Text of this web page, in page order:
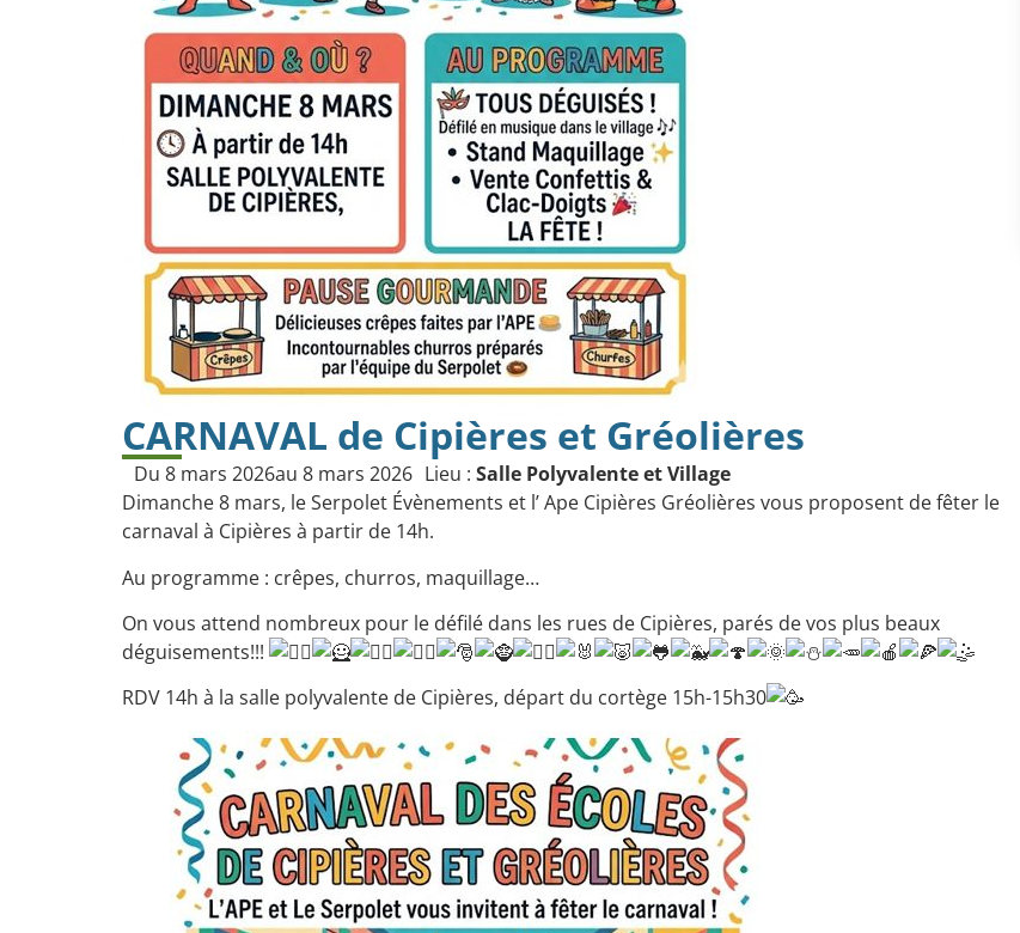
CARNAVAL de Cipières et Gréolières
Du 8 mars 2026au 8 mars 2026 Lieu : Salle Polyvalente et Village
Dimanche 8 mars, leSerpolet Évènements et l’Ape Cipières Gréolières vous proposent de fêter le
carnaval à Cipières à partir de 14h.
Au programme : crêpes, churros, maquillage…
On vous attend nombreux pour le défilé dans les rues de Cipières, parés de vos plus beaux
déguisements!!!
RDV 14h à la salle polyvalente de Cipières, départ du cortège 15h-15h30